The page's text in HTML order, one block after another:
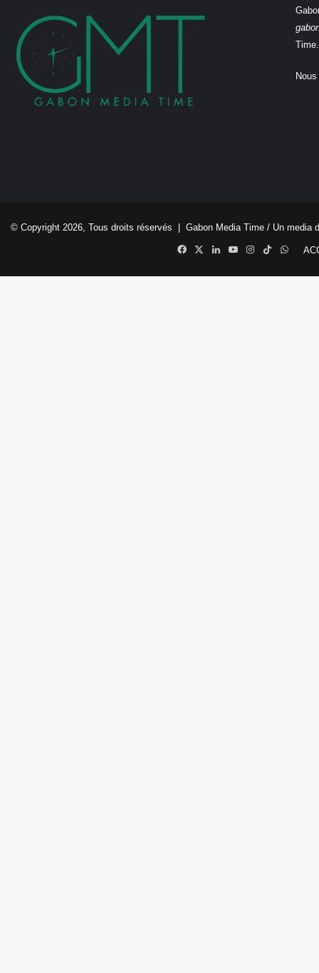
Time.
© Copyright 2026, Tous droits réservés | Gabon Media Time / Un media
Facebook
X LinkedinYouTubeInstagram
TikTok